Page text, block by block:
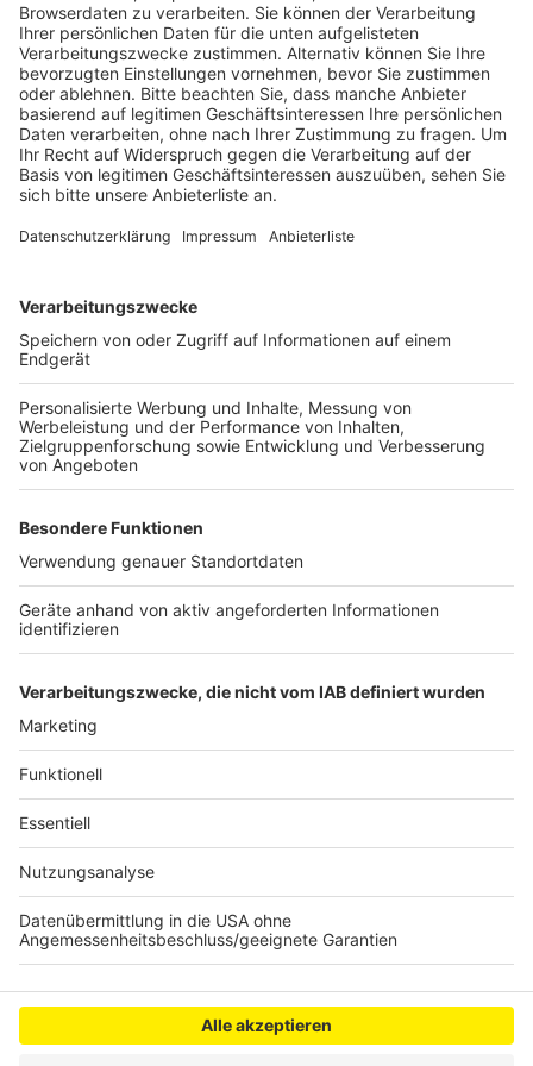
Veröffentlicht:Montag, 27.02.2023 05:48
Anzeige
Nach Einschätzung der Apothekensprecherin im Rhein-
Erkältungswelle aber noch im vollkommen normalen
in den Apotheken sorgt: So habe es beispielsweise im
Januar und Februar 2018 auch eine sehr starke
Grippewelle gegeben. In den vergangenen Jahren
hätten die Corona-Schutzmaßnahmen dazu
beigetragen, dass sich Erkältungs- oder Grippeviren
nicht wirklich verbreitet haben. Aktuell machen den
Apotheken aber zusätzlich noch Lieferengpässe bei
jedes zweite Rezept davon betroffen, heißt es. Das
sorge dann für noch mehr arbeit in den Apotheken, weil
die Apotheker nach Alternativen suchen oder
Rücksprache mit Ärzten halten müssen.
Anzeige
Anzeige